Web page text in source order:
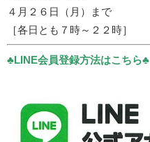
４月２６日（月）まで
［各日とも７時～２２時］
♣LINE会員登録方法はこちら♣